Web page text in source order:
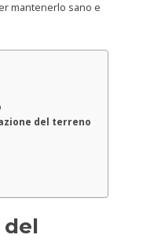
mantenerlo sano e
del terreno